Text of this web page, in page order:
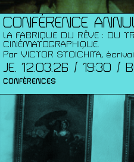
CONFÉRENCE
LA FABRIQUE DU RÊVE : DU
CINÉMATOGRAPHIQUE.
Par VICTOR STOICHITA,
JE. 12.03.26 / 19:30 /
CONFÉRENCES